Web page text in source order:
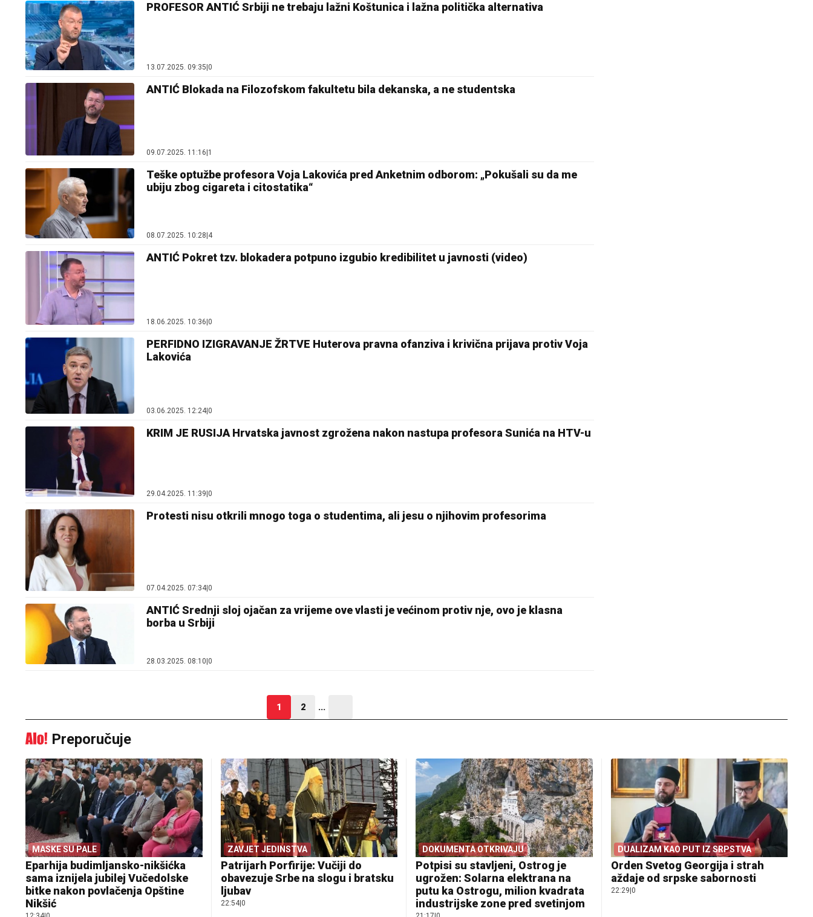
PROFESOR ANTIĆ Srbiji ne trebaju lažni Koštunica i lažna politička alternativa
13.07.2025. 09:35 0
ANTIĆ Blokada na Filozofskom fakultetu bila dekanska, a ne studentska
09.07.2025. 11:16|1
Teške optužbe profesora Voja Lakovića pred Anketnim odborom: „Pokušali su da me
ubiju zbog cigareta i citostatika“
08.07.2025. 10:28 4
ANTIĆ Pokret tzv. blokadera potpuno izgubio kredibilitet u javnosti (video)
18.06.2025. 10:36 0
PERFIDNO IZIGRAVANJE ŽRTVE Huterova pravna ofanziva i krivična prijava protiv Voja
Lakovića
03.06.2025. 12:24|0
KRIM JE RUSIJA Hrvatska javnost zgrožena nakon nastupa profesora Sunića na HTV-u
29.04.2025. 11:39 0
Protesti nisu otkrili mnogo toga o studentima, ali jesu o njihovim profesorima
07.04.2025. 07:34 0
ANTIĆ Srednji sloj ojačan za vrijeme ove vlasti je većinom protiv nje, ovo je klasna
borba u Srbiji
28.03.2025. 08:10 0
1 2 ...
Preporučuje
MASKE SU PALE
Eparhija budimljansko-nikšićka
sama iznijela jubilej Vučedolske
bitke nakon povlačenja Opštine
Nikšić
ZAVJET JEDINSTVA
Patrijarh Porfirije: Vučiji do
obavezuje Srbe na slogu i bratsku
ljubav
22:54| 0
DOKUMENTA OTKRIVAJU
Potpisi su stavljeni, Ostrog je
ugrožen: Solarna elektrana na
putu ka Ostrogu, milion kvadrata
industrijske zone pred svetinjom
DUALIZAM KAO PUT IZ SRPSTVA
Orden Svetog Georgija i strah
aždaje od srpske sabornosti
22:29 0